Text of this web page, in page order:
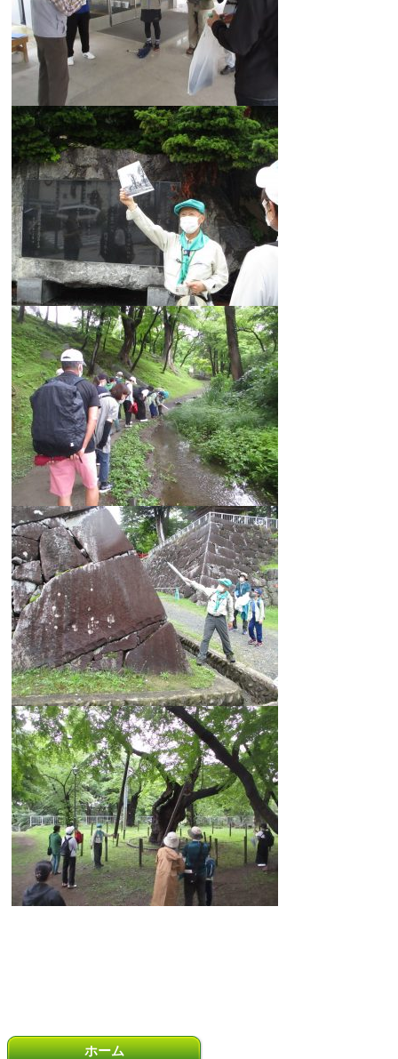
ホーム